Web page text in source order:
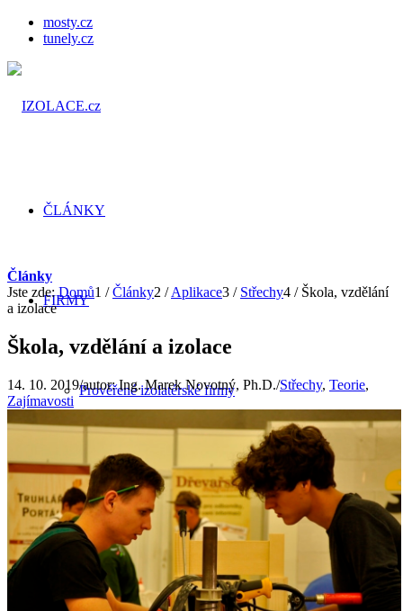
mosty.cz
tunely.cz
ČLÁNKY
FIRMY
Prověřené izolatérské firmy
LITERATURA
TECHNICKÁ ŘEŠENÍ IZOLACÍ
Články
Jste zde: Domů1 / Články2 / Aplikace3 / Střechy4 / Škola, vzdělání
a izolace
Škola, vzdělání a izolace
14. 10. 2019/autor:Ing. Marek Novotný, Ph.D./Střechy, Teorie,
Zajímavosti